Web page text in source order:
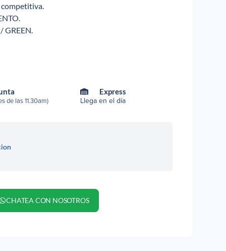
GREEN.
de las 11.30am)
Express
Llega en el día
CHATEA CON NOSOTROS